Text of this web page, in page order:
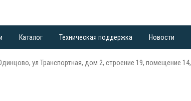
Каталог Техническая поддержка Новости
ул Транспортная, дом 2, строение 19, помещение 14,